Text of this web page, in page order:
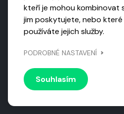
Toto dílo podléhá
Uveďte původ, neužívejte
Národní
© 2026 Visiongame. Všechna
ochrany
kteří je mohou kombinovat
jim poskytujete, nebo které
používáte jejich služby.
PODROBNÉ NASTAVENÍ
Souhlasím